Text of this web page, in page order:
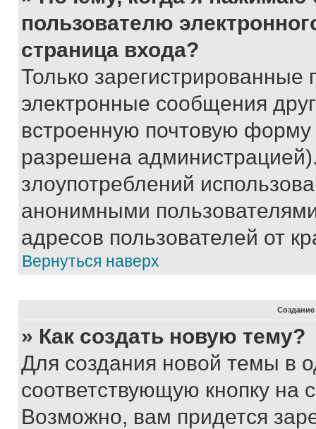
пользователю
страница входа?
Только зарегистрированные
электронные сообщения
встроенную почтовую
разрешена
злоупотреблений
анонимными
адресов пользователей от
Вернуться наверх
» Как создать новую тему?
Для создания новой темы в
соответствующую кнопку
Возможно, вам придется